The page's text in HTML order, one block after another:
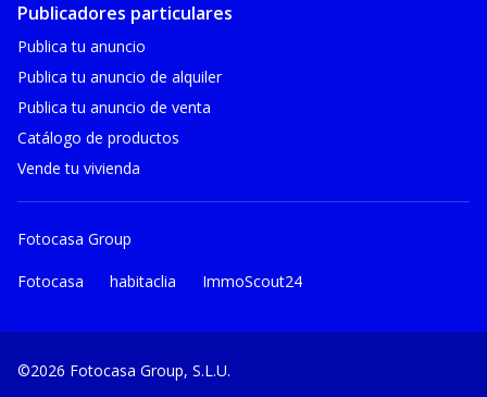
Publicadores particulares
Publica tu anuncio
Publica tu anuncio de alquiler
Publica tu anuncio de venta
Catálogo de productos
Vende tu vivienda
Fotocasa Group
Fotocasa habitaclia ImmoScout24
©2026 Fotocasa Group, S.L.U.